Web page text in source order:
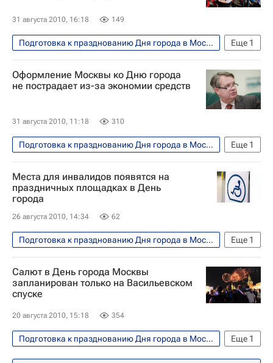
31 августа 2010, 16:18 149
Еще 1
Подготовка к празднованию Дня города в Москве в 2010 году
Москва
Оформление Москвы ко Дню города
не пострадает из-за экономии средств
31 августа 2010, 11:18 310
Еще 1
Подготовка к празднованию Дня города в Москве в 2010 году
Интервью - Авторы
Места для инвалидов появятся на
праздничных площадках в День
города
26 августа 2010, 14:34 62
Еще 1
Подготовка к празднованию Дня города в Москве в 2010 году
Москва
Салют в День города Москвы
запланирован только на Васильевском
спуске
20 августа 2010, 15:18 354
Еще 1
Подготовка к празднованию Дня города в Москве в 2010 году
Москва